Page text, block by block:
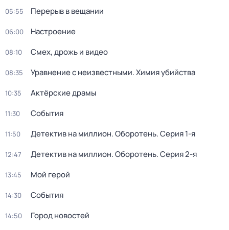
05:55 Перерыв в вещании
06:00 Настроение
08:10 Смех, дрожь и видео
08:35 Уравнение с неизвестными. Химия убийства
10:35 Актёрские драмы
11:30 События
11:50 Детектив на миллион. Оборотень. Серия 1-я
12:47 Детектив на миллион. Оборотень. Серия 2-я
13:45 Мой герой
14:30 События
14:50 Город новостей